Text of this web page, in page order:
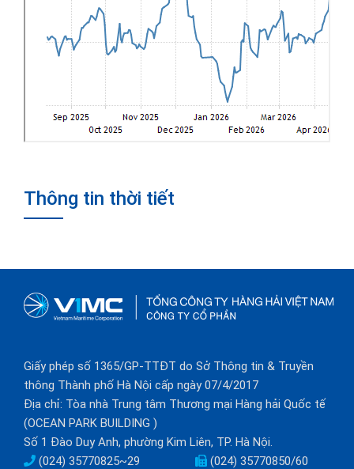
Thông tin thời tiết
Giấy phép số 1365/GP-TTĐT do Sở Thông tin & Truyền
thông Thành phố Hà Nội cấp ngày 07/4/2017
Địa chỉ: Tòa nhà Trung tâm Thương mại Hàng hải Quốc tế
(OCEAN PARK BUILDING )
Số 1 Đào Duy Anh, phường Kim Liên, TP. Hà Nội.
(024) 35770825~29
(024) 35770850/60